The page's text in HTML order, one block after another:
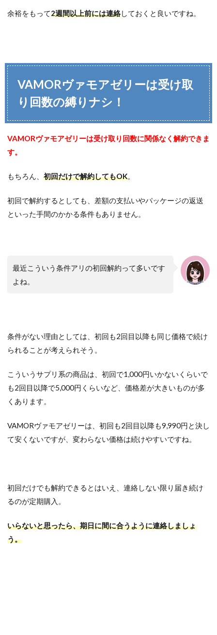
余裕をもって2週間以上前には連絡しておくと良いですね。
VAMORヴァモアゼリーは受け取
り回数の縛りナシ！
VAMORヴァモアゼリーは受け取り回数に関係なく解約できま
す。
もちろん、 初回だけで解約してもOK。
初回で解約するとしても、差額の支払いやパッケージの返送
といった手間のかかる条件もありません。
最近こういう条件アリの初回解約って多いです
よね。
条件がない理由としては、初回も2回目以降も同じ価格で続け
られることが考えられそう。
こういうサプリ系の商品は、初回で1,000円いかないくらいで
も2回目以降で5,000円くらいなど、価格差が大きいものが多
くあります。
VAMORヴァモアゼリーは、初回も2回目以降も9,990円と決し
て安くないですが、変わらない価格は続けやすいですね。
初回だけでも解約できるとはいえ、連絡しない限り届き続け
るのが定期購入。
いらないと思ったら、期日に間に合うように連絡しましょ
う。